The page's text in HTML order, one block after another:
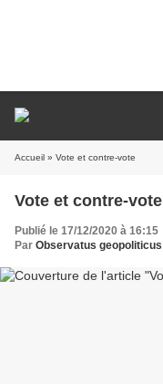
Accueil » Vote et contre-vote
Vote et contre-vote
Publié le 17/12/2020 à 16:15
Par Observatus geopoliticus